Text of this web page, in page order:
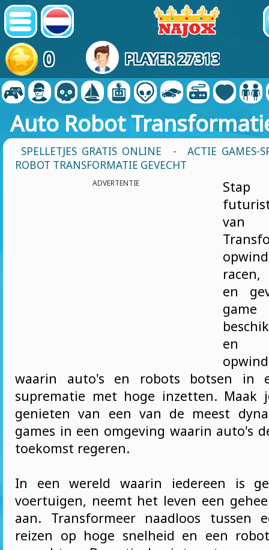
0 PLAYER 27313
Auto Robot
SPELLETJES GRATIS ONLINE -
ACTIE GAMES-
ROBOT TRANSFORMATIE GEVECHT
ADVERTENTIE
van
en
en
waarin auto's en robots botsen in
suprematie met hoge inzetten. Maak
genieten van een van de meest
games in een omgeving waarin auto's
toekomst regeren.
In een wereld waarin iedereen is
voertuigen, neemt het leven een
aan. Transformeer naadloos tussen
reizen op hoge snelheid en een